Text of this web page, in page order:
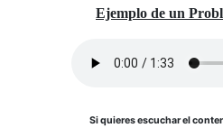
Ejemplo de un
Si quieres escuchar el